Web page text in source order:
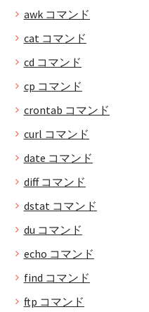
awk コマンド
cat コマンド
cd コマンド
cp コマンド
crontab コマンド
curl コマンド
date コマンド
diff コマンド
dstat コマンド
du コマンド
echo コマンド
find コマンド
ftp コマンド